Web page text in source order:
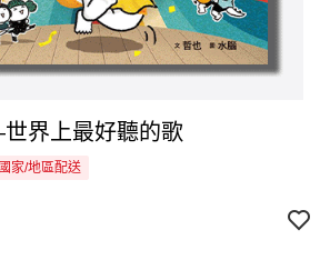
界上最好聽的歌
國家/地區配送